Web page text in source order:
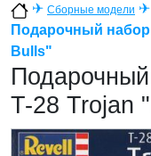
✈ Сборные модели ✈
Подарочный
Bulls"
T-28 Trojan